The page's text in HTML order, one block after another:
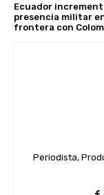
Ecuador
presencia militar
frontera con
Periodista,